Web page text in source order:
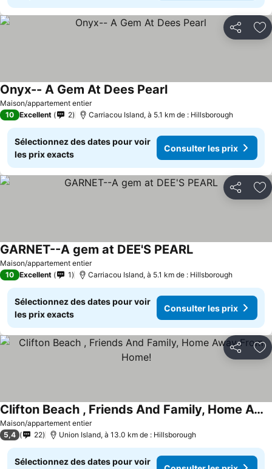
Partager
Maison/appartement entier
Onyx-- A Gem At Dees PearlConsulter les prix
10 Excellent 2 Carriacou Island, à 5.1 km de : Hillsborough
Sélectionnez des dates pour voir
les prix exacts
Consulter les prix
Partager
Maison/appartement entier
GARNET--A gem at DEE'S PEARLConsulter les
10 Excellent 1 Carriacou Island, à 5.1 km de : Hillsborough
Sélectionnez des dates pour voir
les prix exacts
Consulter les prix
Partager
Maison/appartement entier
Clifton Beach , Friends And Family, Home Away From Home!
Consulter les prix
5,4 22 Union Island, à 13.0 km de : Hillsborough
Sélectionnez des dates pour voir